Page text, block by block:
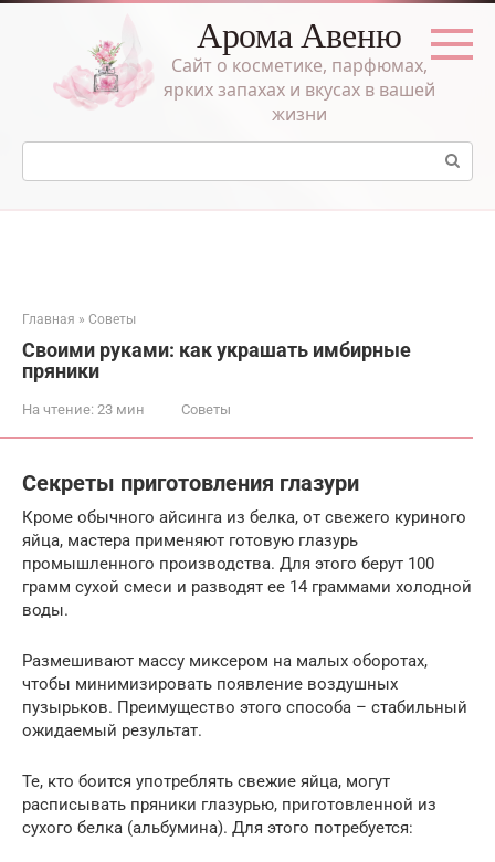
Перейти
Арома Авеню
Сайт о косметике, парфюмах,
ярких запахах и вкусах в вашей
жизни
Поиск:
Главная » Советы
Своими руками: как украшать имбирные
пряники
На чтение: 23 мин Советы
Секреты приготовления глазури
Кроме обычного айсинга из белка, от свежего куриного
яйца, мастера применяют готовую глазурь
промышленного производства. Для этого берут 100
грамм сухой смеси и разводят ее 14 граммами холодной
воды.
Размешивают массу миксером на малых оборотах,
чтобы минимизировать появление воздушных
пузырьков. Преимущество этого способа – стабильный
ожидаемый результат.
Те, кто боится употреблять свежие яйца, могут
расписывать пряники глазурью, приготовленной из
сухого белка (альбумина). Для этого потребуется: